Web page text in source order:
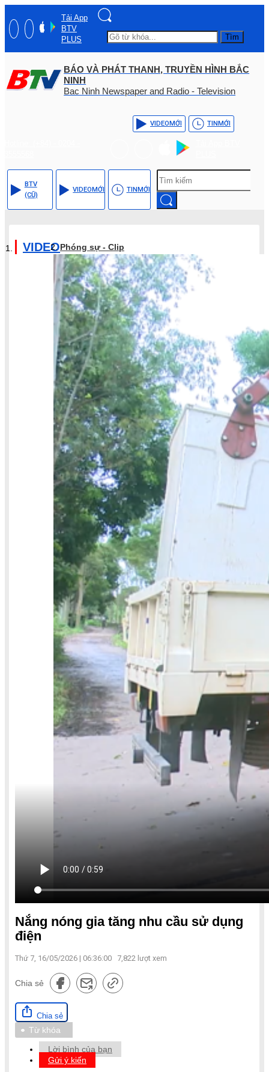
Tải App
BTV
PLUS
Tìm
BÁO VÀ PHÁT THANH, TRUYỀN HÌNH BẮC
NINH
Bac Ninh Newspaper and Radio - Television
VIDEOMỚI TINMỚI
BTV
(CŨ)
VIDEOMỚI TINMỚI
VIDEOPhóng sự - Clip
Nắng nóng gia tăng nhu cầu sử dụng
điện
Thứ 7, 16/05/2026 | 06:36:00 7,822 lượt xem
Chia sẻ
Chia sẻ
Từ khóa
Lời bình của bạn
Gửi ý kiến